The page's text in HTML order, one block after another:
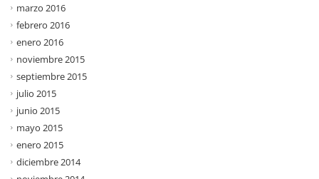
marzo 2016
febrero 2016
enero 2016
noviembre 2015
septiembre 2015
julio 2015
junio 2015
mayo 2015
enero 2015
diciembre 2014